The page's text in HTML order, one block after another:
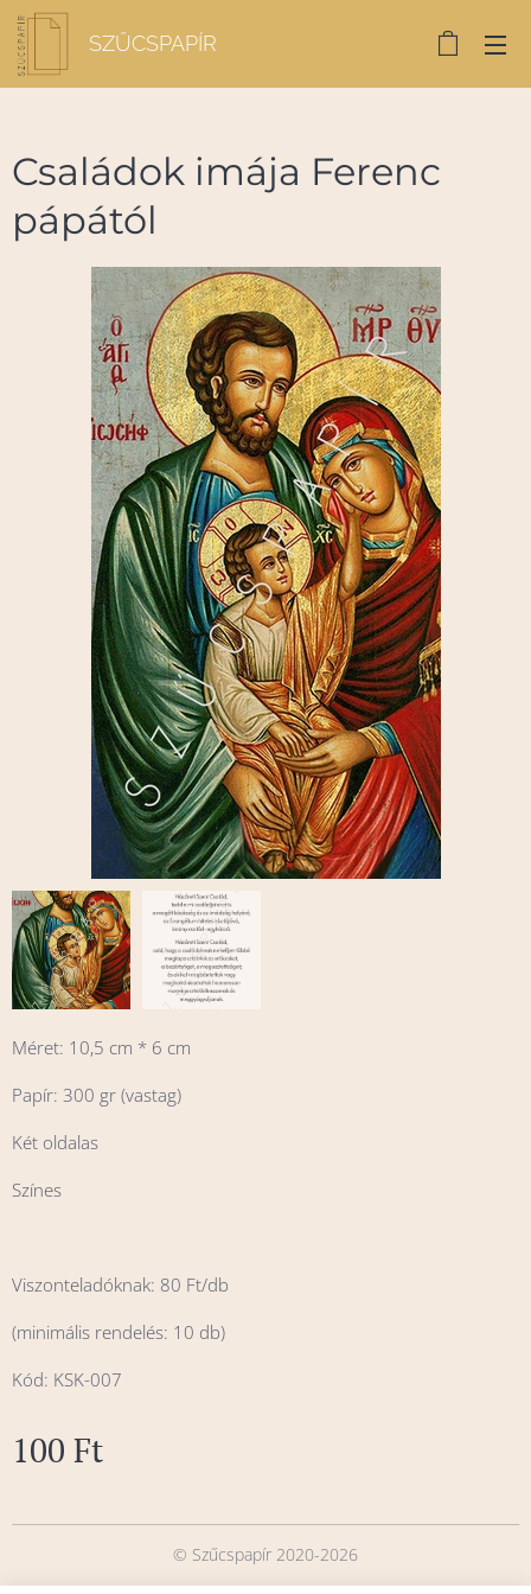
SZŰCSPAPÍR
Családok imája Ferenc
pápától
Méret: 10,5 cm * 6 cm
Papír: 300 gr (vastag)
Két oldalas
Színes
Viszonteladóknak: 80 Ft/db
(minimális rendelés: 10 db)
Kód: KSK-007
100 Ft
© Szűcspapír 2020-2026